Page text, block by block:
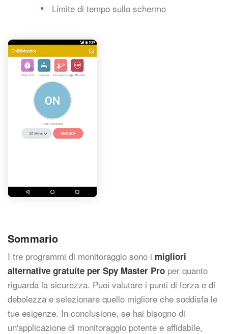
Limite di tempo sullo schermo
Sommario
I tre programmi di monitoraggio sono i migliori
alternative gratuite per Spy Master Pro per quanto
riguarda la sicurezza. Puoi valutare i punti di forza e di
debolezza e selezionare quello migliore che soddisfa le
tue esigenze. In conclusione, se hai bisogno di
un'applicazione di monitoraggio potente e affidabile,